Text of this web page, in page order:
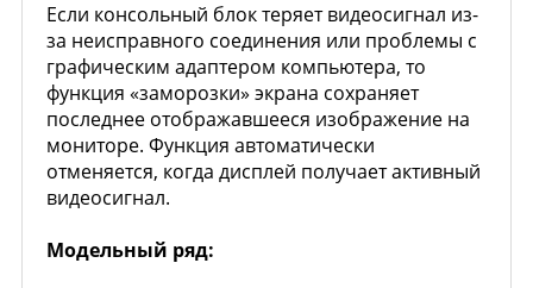
Если консольный блок теряет видеосигнал из-
за неисправного соединения или проблемы с
графическим адаптером компьютера, то
функция «заморозки» экрана сохраняет
последнее отображавшееся изображение на
мониторе. Функция автоматически
отменяется, когда дисплей получает активный
видеосигнал.
Модельный ряд: